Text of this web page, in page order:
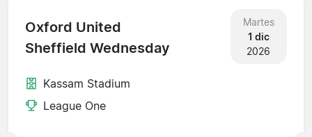
Oxford United
Sheffield Wednesday
Martes
1 dic
2026
Kassam Stadium
League One